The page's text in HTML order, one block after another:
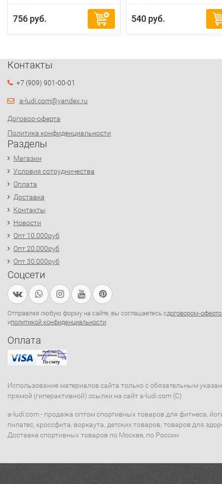
756 руб. 540 руб.
Контакты
+7 (909) 901-00-01
a-ludi.com@yandex.ru
Договор-оферта
Политика конфиденциальности
Разделы
Магазин
Условия сотрудничества
Оплата
Доставка
Контакты
Новости
Опт 10.000руб
Опт 20.000руб
Опт 30.000руб
Соцсети
Отправляя любую форму на сайте, вы соглашаетесь сдоговором-
иполитикой конфиденциальности.
Оплата
Использование материалов сайта только с обязательным
прямой (гиперактивной) ссылки на сайт a-ludi.com (C)
a-ludi.com - продажа оптом спортивных товаров для фитнеса,
пилатес, кроссфита, воркаута, детских товаров, товаров для
Доставка спортивных товаров по Москве, по России